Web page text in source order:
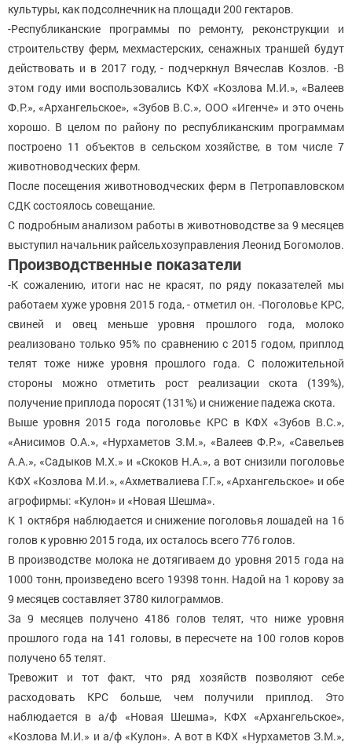
культуры, как подсолнечник на площади 200 гектаров.
-Республиканские программы по ремонту, реконструкции и
строительству ферм, мехмастерских, сенажных траншей будут
действовать и в 2017 году, - подчеркнул Вячеслав Козлов. -В
этом году ими воспользовались КФХ «Козлова М.И.», «Валеев
Ф.Р.», «Архангельское», «Зубов В.С.», ООО «Игенче» и это очень
хорошо. В целом по району по республиканским программам
построено 11 объектов в сельском хозяйстве, в том числе 7
животноводческих ферм.
После посещения животноводческих ферм в Петропавловском
СДК состоялось совещание.
С подробным анализом работы в животноводстве за 9 месяцев
выступил начальник райсельхозуправления Леонид Богомолов.
Производственные показатели
-К сожалению, итоги нас не красят, по ряду показателей мы
работаем хуже уровня 2015 года, - отметил он. -Поголовье КРС,
свиней и овец меньше уровня прошлого года, молоко
реализовано только 95% по сравнению с 2015 годом, приплод
телят тоже ниже уровня прошлого года. С положительной
стороны можно отметить рост реализации скота (139%),
получение приплода поросят (131%) и снижение падежа скота.
Выше уровня 2015 года поголовье КРС в КФХ «Зубов В.С.»,
«Анисимов О.А.», «Нурхаметов З.М.», «Валеев Ф.Р.», «Савельев
А.А.», «Садыков М.Х.» и «Скоков Н.А.», а вот снизили поголовье
КФХ «Козлова М.И.», «Ахметвалиева Г.Г.», «Архангельское» и обе
агрофирмы: «Кулон» и «Новая Шешма».
К 1 октября наблюдается и снижение поголовья лошадей на 16
голов к уровню 2015 года, их осталось всего 776 голов.
В производстве молока не дотягиваем до уровня 2015 года на
1000 тонн, произведено всего 19398 тонн. Надой на 1 корову за
9 месяцев составляет 3780 килограммов.
За 9 месяцев получено 4186 голов телят, что ниже уровня
прошлого года на 141 головы, в пересчете на 100 голов коров
получено 65 телят.
Тревожит и тот факт, что ряд хозяйств позволяют себе
расходовать КРС больше, чем получили приплод. Это
наблюдается в а/ф «Новая Шешма», КФХ «Архангельское»,
«Козлова М.И.» и а/ф «Кулон». А вот в КФХ «Нурхаметов З.М.»,